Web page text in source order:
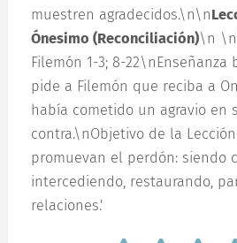
muestren agradecidos.\n\n
Ónesimo (Reconciliación)\n
Filemón 1-3; 8-22\nEnseñanza
pide a Filemón que reciba a
había cometido un agravio en
contra.\nObjetivo de la
promuevan el perdón: siendo
intercediendo, restaurando,
relaciones.'